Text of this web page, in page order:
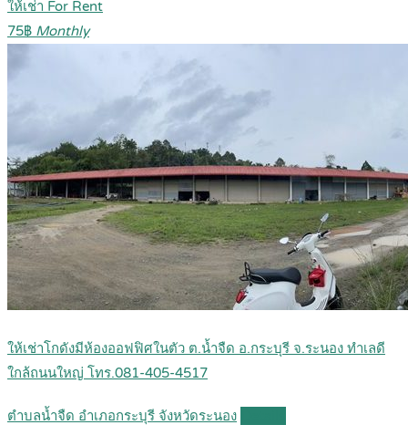
ให้เช่า For Rent
75฿ Monthly
ให้เช่าโกดังมีห้องออฟฟิศในตัว ต.น้ำจืด อ.กระบุรี จ.ระนอง ทำเลดี
ใกล้ถนนใหญ่ โทร.081-405-4517
ตำบลน้ำจืด อำเภอกระบุรี จังหวัดระนอง